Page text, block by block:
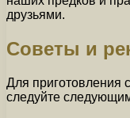
друзьями.
Советы и
Для приготовления
следуйте